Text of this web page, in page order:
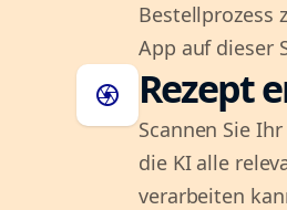
Bestellprozess
App auf dieser
camera Rezept
Scannen Sie
die KI alle
verarbeiten